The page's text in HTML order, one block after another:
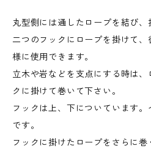
丸型側には通したロープを結び、
二つのフックにロープを掛けて
様に使用できます。
立木や岩などを支点にする時は
クに掛けて巻いて下さい。
フックは上、下についています
です。
フックに掛けたロープをさらに巻